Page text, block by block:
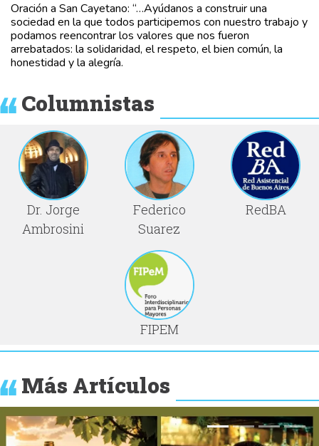
Oración a San Cayetano: “…Ayúdanos a construir una
sociedad en la que todos participemos con nuestro trabajo y
podamos reencontrar los valores que nos fueron
arrebatados: la solidaridad, el respeto, el bien común, la
honestidad y la alegría.
Columnistas
Dr. Jorge
Ambrosini
Federico
Suarez
RedBA
FIPEM
Más Artículos